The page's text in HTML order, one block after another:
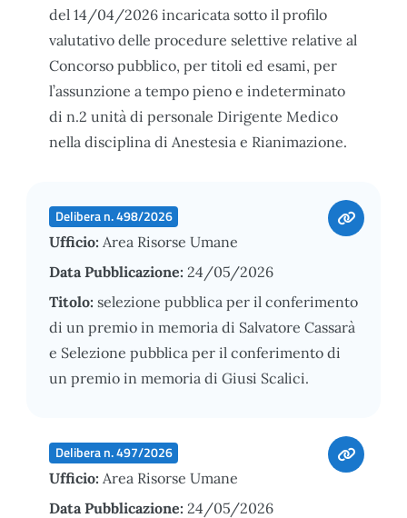
del 14/04/2026 incaricata sotto il profilo
valutativo delle procedure selettive relative al
Concorso pubblico, per titoli ed esami, per
l’assunzione a tempo pieno e indeterminato
di n.2 unità di personale Dirigente Medico
nella disciplina di Anestesia e Rianimazione.
Delibera n. 498/2026
Ufficio: Area Risorse Umane
Data Pubblicazione: 24/05/2026
Titolo: selezione pubblica per il conferimento
di un premio in memoria di Salvatore Cassarà
e Selezione pubblica per il conferimento di
un premio in memoria di Giusi Scalici.
Delibera n. 497/2026
Ufficio: Area Risorse Umane
Data Pubblicazione: 24/05/2026